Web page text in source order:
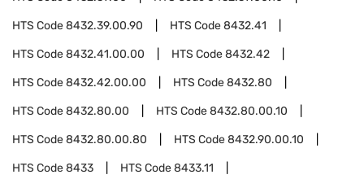
HTS Code8432.39.00.90 HTS Code8432.41
HTS Code8432.41.00.00 HTS Code8432.42
HTS Code8432.42.00.00 HTS Code8432.80
HTS Code8432.80.00 HTS Code8432.80.00.10
HTS Code8432.80.00.80 HTS Code8432.90.00.10
HTS Code8433 HTS Code8433.11